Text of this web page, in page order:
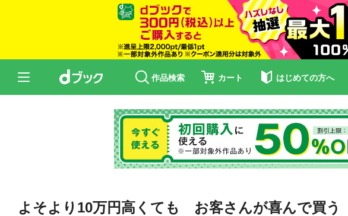
作品検索 カート はじめての方へ
よそより10万円高くても お客さんが喜んで買